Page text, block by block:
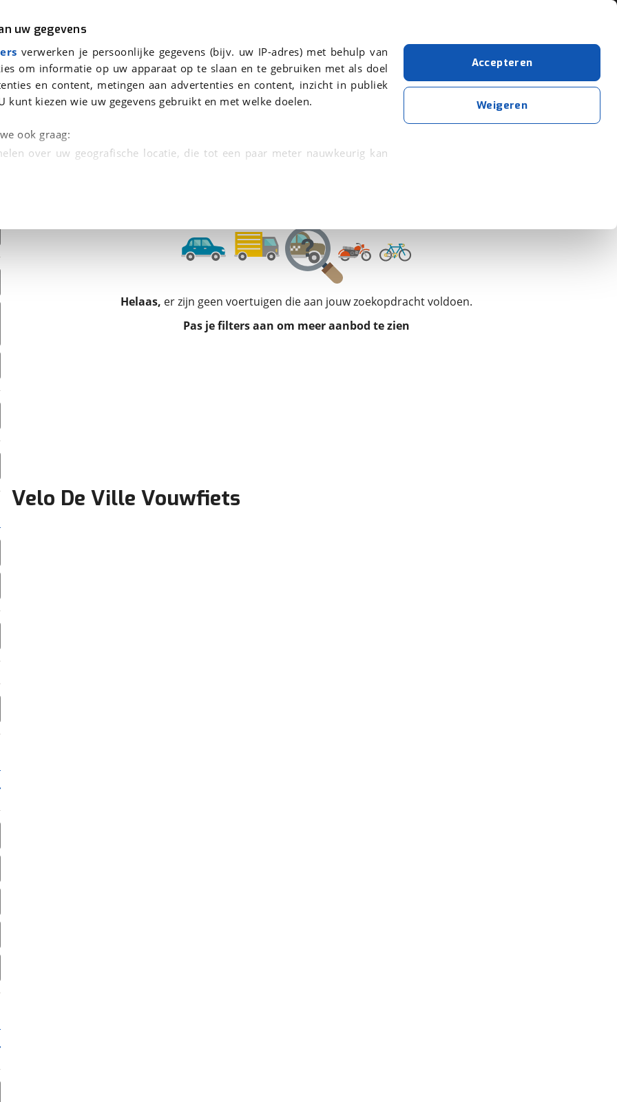
uw gegevens
verwerken je persoonlijke gegevens (bijv. uw IP-adres) met behulp van
om informatie op uw apparaat op te slaan en te gebruiken met als doel
en content, metingen aan advertenties en content, inzicht in publiek
kunt kiezen wie uw gegevens gebruikt en met welke doelen.
ook graag:
over uw geografische locatie, die tot een paar meter nauwkeurig kan
uw toestemming op elk moment wijzigen of intrekken in de
technieken zorgen we voor een betere en meer persoonlijke ervaring.
ervoor dat de website goed werkt. Ook gebruiken we analytische cookies
We tonen je graag relevante advertenties en gebruiken daarvoor
en privacyverklaring
cookies. Je voorkeuren kun je later altijd aanpassen via de
Accepteren
Weigeren
Helaas, er zijn geen voertuigen die aan jouw zoekopdracht voldoen.
Pas je filters aan om meer aanbod te zien
Velo De Ville Vouwfiets